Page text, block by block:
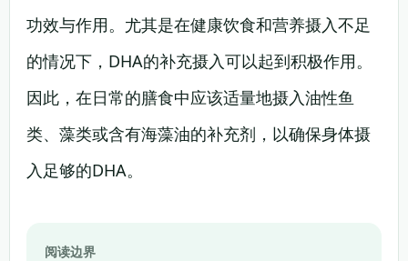
功效与作用。尤其是在健康饮食和营养摄入不足
的情况下，DHA的补充摄入可以起到积极作用。
因此，在日常的膳食中应该适量地摄入油性鱼
类、藻类或含有海藻油的补充剂，以确保身体摄
入足够的DHA。
阅读边界